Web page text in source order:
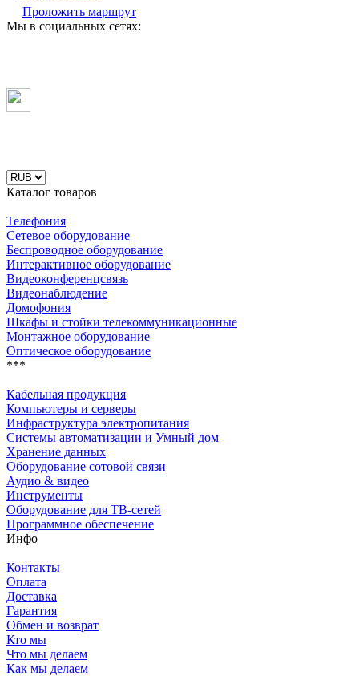
Проложить маршрут
Мы в социальных сетях:
Каталог товаров
Телефония
Сетевое оборудование
Беспроводное оборудование
Интерактивное оборудование
Видеоконференцсвязь
Видеонаблюдение
Домофония
Шкафы и стойки телекоммуникационные
Монтажное оборудование
Оптическое оборудование
***
Кабельная продукция
Компьютеры и серверы
Инфраструктура электропитания
Системы автоматизации и Умный дом
Хранение данных
Оборудование сотовой связи
Аудио & видео
Инструменты
Оборудование для ТВ-сетей
Программное обеспечение
Инфо
Контакты
Оплата
Доставка
Гарантия
Обмен и возврат
Кто мы
Что мы делаем
Как мы делаем